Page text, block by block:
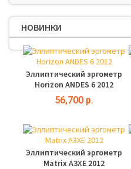
НОВИНКИ
Эллиптический эргометр
Horizon ANDES 6 2012
56,700 р.
Эллиптический эргометр
Matrix A3XE 2012